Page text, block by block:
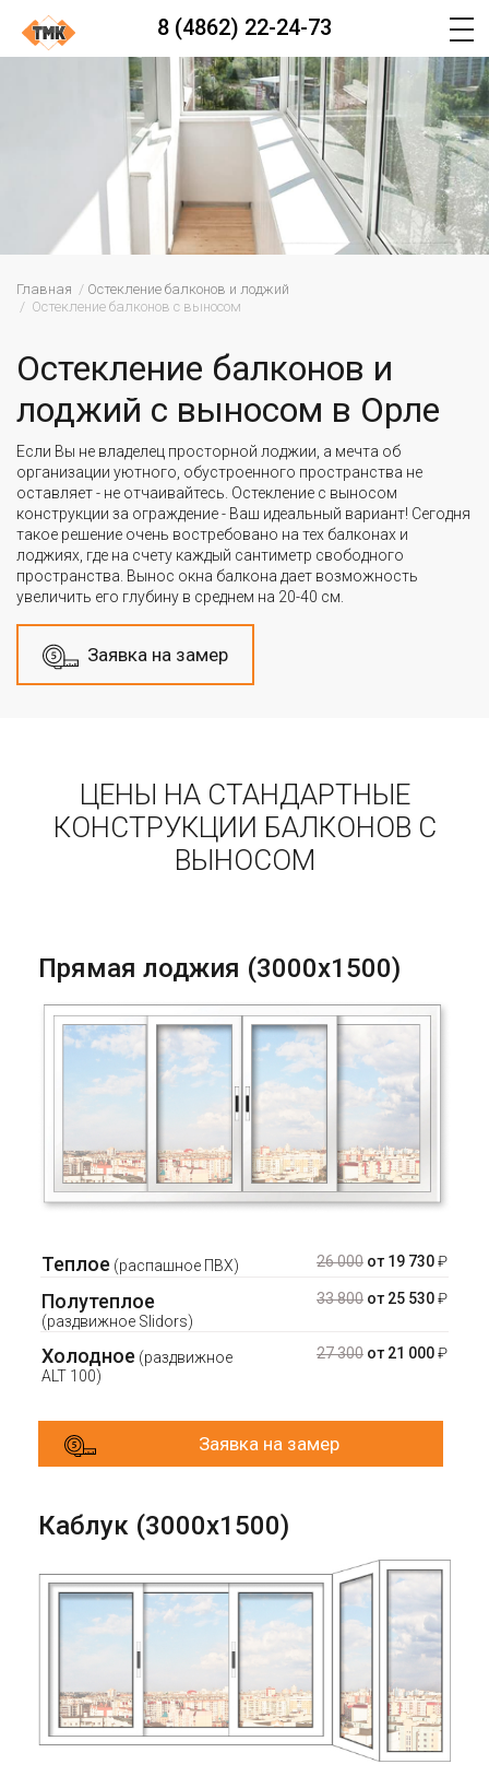
8 (4862) 22-24-73
Главная
Остекление балконов и лоджий
Остекление балконов с выносом
Остекление балконов и
лоджий с выносом в Орле
Если Вы не владелец просторной лоджии, а мечта об
организации уютного, обустроенного пространства не
оставляет - не отчаивайтесь. Остекление с выносом
конструкции за ограждение - Ваш идеальный вариант! Сегодня
такое решение очень востребовано на тех балконах и
лоджиях, где на счету каждый сантиметр свободного
пространства. Вынос окна балкона дает возможность
увеличить его глубину в среднем на 20-40 см.
Заявка на замер
ЦЕНЫ НА СТАНДАРТНЫЕ
КОНСТРУКЦИИ БАЛКОНОВ С
ВЫНОСОМ
Прямая лоджия (3000х1500)
Теплое (распашное ПВХ) 26 000 от 19 730₽
Полутеплое
(раздвижное Slidors)
33 800 от 25 530₽
Холодное (раздвижное
ALT 100)
27 300 от 21 000₽
Заявка на замер
Каблук (3000х1500)